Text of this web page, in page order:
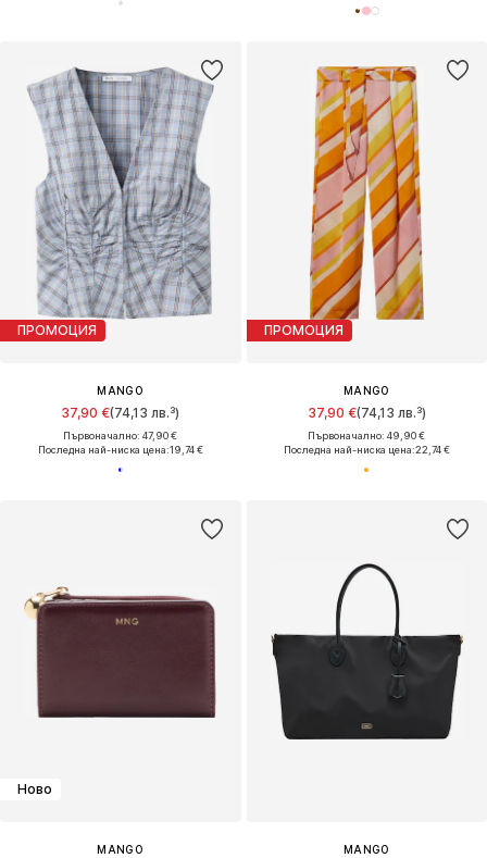
ПРОМОЦИЯ
MANGO
37,90 €(74,13 лв.³)
Първоначално: 47,90 €
Последна най-ниска цена:19,74 €
ПРОМОЦИЯ
MANGO
37,90 €(74,13 лв.³)
Първоначално: 49,90 €
Последна най-ниска цена:22,74 €
Ново
MANGO MANGO